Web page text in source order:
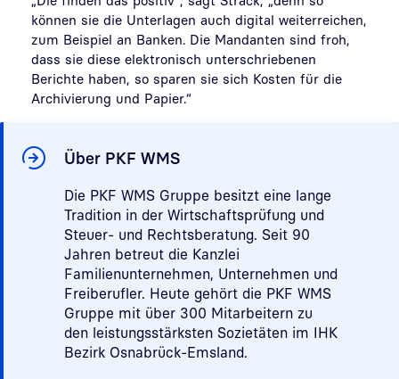
können sie die Unterlagen auch digital weiterreichen,
zum Beispiel an Banken. Die Mandanten sind froh,
dass sie diese elektronisch unterschriebenen
Berichte haben, so sparen sie sich Kosten für die
Archivierung und Papier.“
Über PKF WMS
Die PKF WMS Gruppe besitzt eine lange
Tradition in der Wirtschaftsprüfung und
Steuer- und Rechtsberatung. Seit 90
Jahren betreut die Kanzlei
Familienunternehmen, Unternehmen und
Freiberufler. Heute gehört die PKF WMS
Gruppe mit über 300 Mitarbeitern zu
den leistungsstärksten Sozietäten im IHK
Bezirk Osnabrück-Emsland.